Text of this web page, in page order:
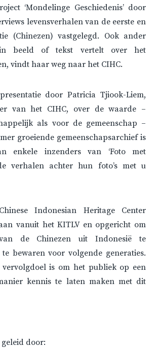
‘Mondelinge Geschiedenis’ door
levensverhalen van de eerste en
(Chinezen) vastgelegd. Ook ander
beeld of tekst vertelt over het
vindt haar weg naar het CIHC.
door Patricia Tjiook-Liem,
van het CIHC, over de waarde –
als voor de gemeenschap –
groeiende gemeenschapsarchief is
enkele inzenders van ‘Foto met
verhalen achter hun foto’s met u
Indonesian Heritage Center
vanuit het KITLV en opgericht om
de Chinezen uit Indonesië te
bewaren voor volgende generaties.
is om het publiek op een
kennis te laten maken met dit
geleid door: